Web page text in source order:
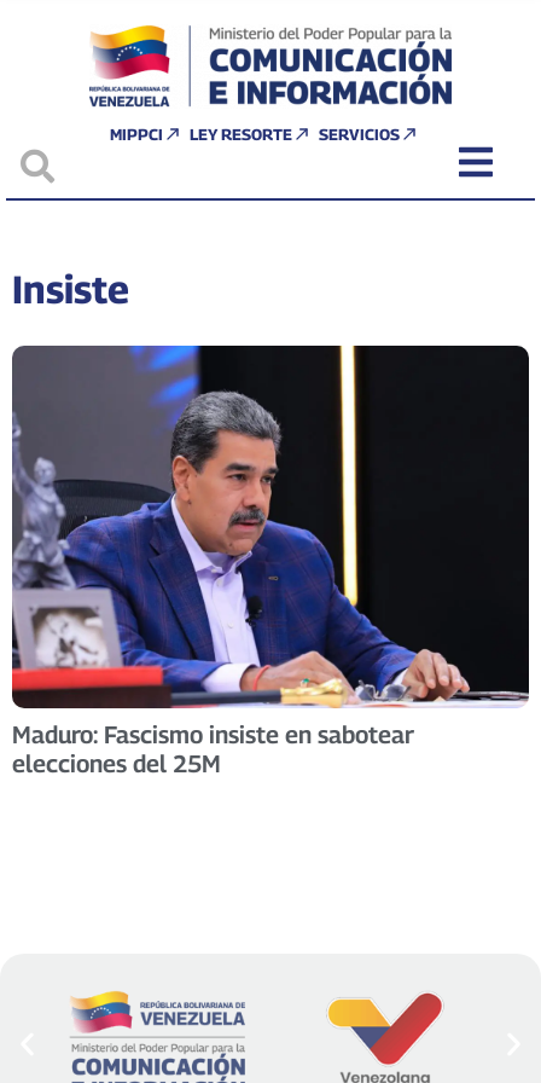
MIPPCI LEY RESORTE SERVICIOS
Insiste
Maduro: Fascismo insiste en sabotear
elecciones del 25M